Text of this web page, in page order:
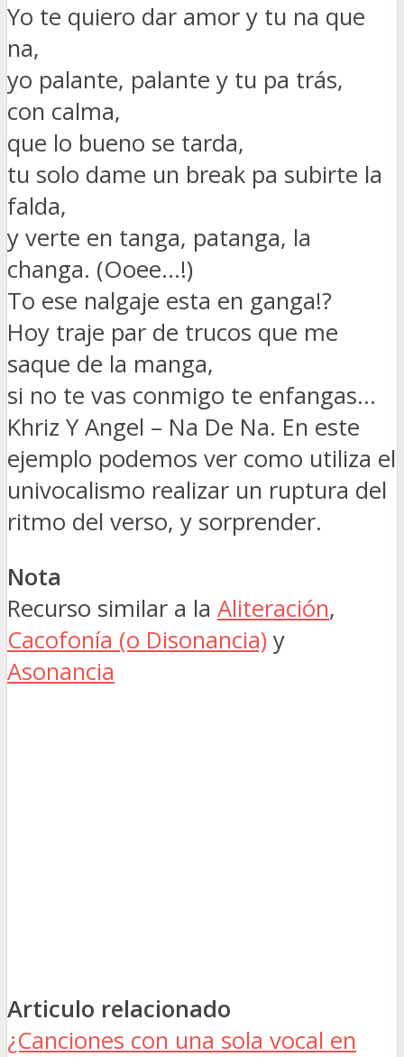
Yo te quiero dar amor y tu na que
na,
yo palante, palante y tu pa trás,
con calma,
que lo bueno se tarda,
tu solo dame un break pa subirte la
falda,
y verte en tanga, patanga, la
changa. (Ooee…!)
To ese nalgaje esta en ganga!?
Hoy traje par de trucos que me
saque de la manga,
si no te vas conmigo te enfangas…
Khriz Y Angel – Na De Na. En este
ejemplo podemos ver como utiliza el
univocalismo realizar un ruptura del
ritmo del verso, y sorprender.
Nota
Recurso similar a la Aliteración,
Cacofonía (o Disonancia) y
Asonancia
Articulo relacionado
¿Canciones con una sola vocal en